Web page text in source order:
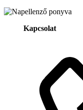
Kapcsolat